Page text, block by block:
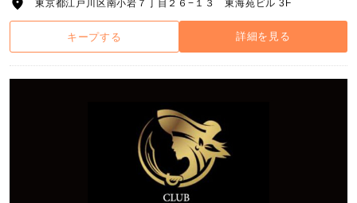
東京都江戸川区南小岩７丁目２６−１３ 東海苑ビル 3F
キープする 詳細を見る